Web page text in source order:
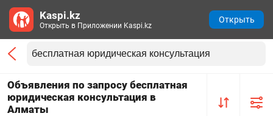
Объявления по запросу бесплатная
юридическая консультация в
Алматы
Kaspi.kz
Открыть в Приложении Kaspi.kz
Открыть